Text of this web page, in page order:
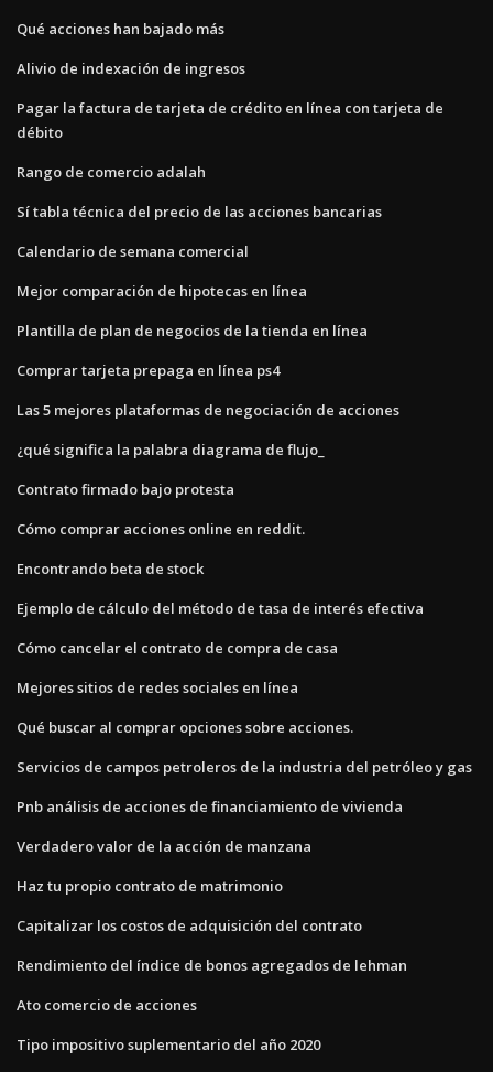
Qué acciones han bajado más
Alivio de indexación de ingresos
Pagar la factura de tarjeta de crédito en línea con tarjeta de
débito
Rango de comercio adalah
Sí tabla técnica del precio de las acciones bancarias
Calendario de semana comercial
Mejor comparación de hipotecas en línea
Plantilla de plan de negocios de la tienda en línea
Comprar tarjeta prepaga en línea ps4
Las 5 mejores plataformas de negociación de acciones
¿qué significa la palabra diagrama de flujo_
Contrato firmado bajo protesta
Cómo comprar acciones online en reddit.
Encontrando beta de stock
Ejemplo de cálculo del método de tasa de interés efectiva
Cómo cancelar el contrato de compra de casa
Mejores sitios de redes sociales en línea
Qué buscar al comprar opciones sobre acciones.
Servicios de campos petroleros de la industria del petróleo y gas
Pnb análisis de acciones de financiamiento de vivienda
Verdadero valor de la acción de manzana
Haz tu propio contrato de matrimonio
Capitalizar los costos de adquisición del contrato
Rendimiento del índice de bonos agregados de lehman
Ato comercio de acciones
Tipo impositivo suplementario del año 2020